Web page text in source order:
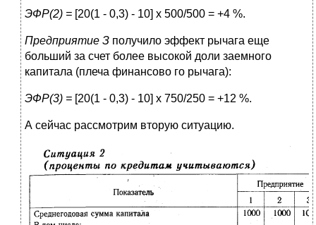
ЭФР(2) = [20(1 - 0,3) - 10] х 500/500 = +4 %.
Предприятие З получило эффект рычага еще
больший за счет более высокой доли заемного
капитала (плеча финансово го рычага):
ЭФР(3) = [20(1 - 0,3) - 10] х 750/250 = +12 %.
А сейчас рассмотрим вторую ситуацию.